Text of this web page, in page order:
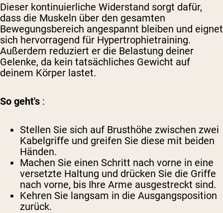
Dieser kontinuierliche Widerstand sorgt dafür,
dass die Muskeln über den gesamten
Bewegungsbereich angespannt bleiben und eignet
sich hervorragend für Hypertrophietraining.
Außerdem reduziert er die Belastung deiner
Gelenke, da kein tatsächliches Gewicht auf
deinem Körper lastet.
So geht's :
Stellen Sie sich auf Brusthöhe zwischen zwei
Kabelgriffe und greifen Sie diese mit beiden
Händen.
Machen Sie einen Schritt nach vorne in eine
versetzte Haltung und drücken Sie die Griffe
nach vorne, bis Ihre Arme ausgestreckt sind.
Kehren Sie langsam in die Ausgangsposition
zurück.